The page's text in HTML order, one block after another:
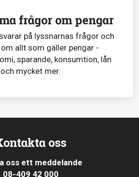
frågor om pengar
på lyssnarnas frågor och
allt som gäller pengar -
sparande, konsumtion, lån
och mycket mer.
oss
oss ett meddelande
08-409 42 000